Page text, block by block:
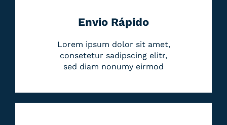
Envio Rápido
Lorem ipsum dolor sit amet,
consetetur sadipscing elitr,
sed diam nonumy eirmod